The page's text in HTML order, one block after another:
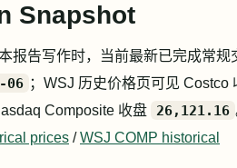
Snapshot
报告写作时，当前最新已完成常规
06 ；WSJ 历史价格页可见 Costco
Composite 收盘 26,121.16
prices /WSJ COMP historical